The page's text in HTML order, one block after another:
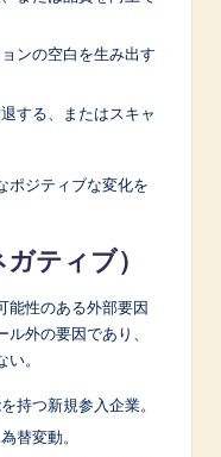
ンの空白を生み出す
する、またはスキャ
ポジティブな変化を
ティブ）
能性のある外部要因
外の要因であり、
。
持つ新規参入企業。
替変動。